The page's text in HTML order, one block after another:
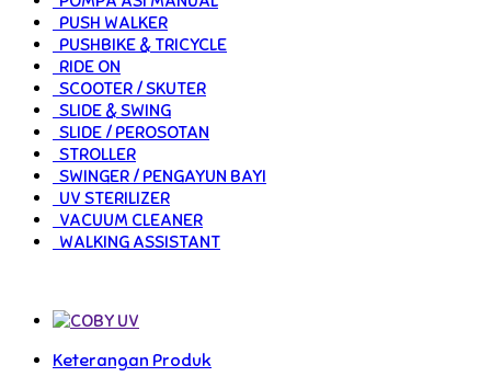
PUSH WALKER
PUSHBIKE & TRICYCLE
RIDE ON
SCOOTER / SKUTER
SLIDE & SWING
SLIDE / PEROSOTAN
STROLLER
SWINGER / PENGAYUN BAYI
UV STERILIZER
VACUUM CLEANER
WALKING ASSISTANT
Keterangan Produk